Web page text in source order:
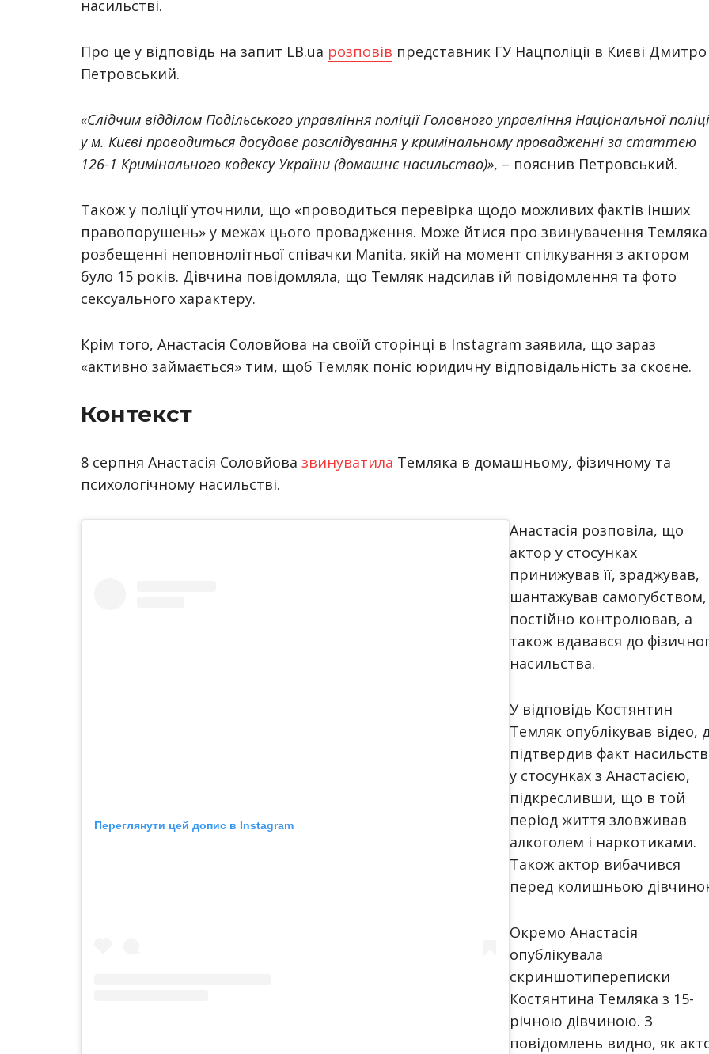
насильстві.
Про це у відповідь на запит LB.ua розповів представник ГУ Нацполіції в Києві Дмитро
Петровський.
«Слідчим відділом Подільського управління поліції Головного управління Національної
у м. Києві проводиться досудове розслідування у кримінальному провадженні за статтею
126-1 Кримінального кодексу України (домашнє насильство)», – пояснив Петровський.
Також у поліції уточнили, що «проводиться перевірка щодо можливих фактів інших
правопорушень» у межах цього провадження. Може йтися про звинувачення Темляка
розбещенні неповнолітньої співачки Manita, якій на момент спілкування з актором
було 15 років. Дівчина повідомляла, що Темляк надсилав їй повідомлення та фото
сексуального характеру.
Крім того, Анастасія Соловйова на своїй сторінці в Instagram заявила, що зараз
«активно займається» тим, щоб Темляк поніс юридичну відповідальність за скоєне.
Контекст
8 серпня Анастасія Соловйова звинуватила Темляка в домашньому, фізичному та
психологічному насильстві.
Переглянути цей допис в Instagram
Анастасія розповіла, що
актор у стосунках
принижував її, зраджував,
шантажував самогубством,
постійно контролював, а
також вдавався до
насильства.
У відповідь Костянтин
Темляк опублікував відео,
підтвердив факт
у стосунках з Анастасією,
підкресливши, що в той
період життя зловживав
алкоголем і наркотиками.
Також актор вибачився
перед колишньою
Окремо Анастасія
опублікувала
скриншотипереписки
Костянтина Темляка з 15-
річною дівчиною. З
повідомлень видно, як